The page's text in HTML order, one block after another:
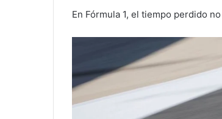
En Fórmula 1, el tiempo perdido